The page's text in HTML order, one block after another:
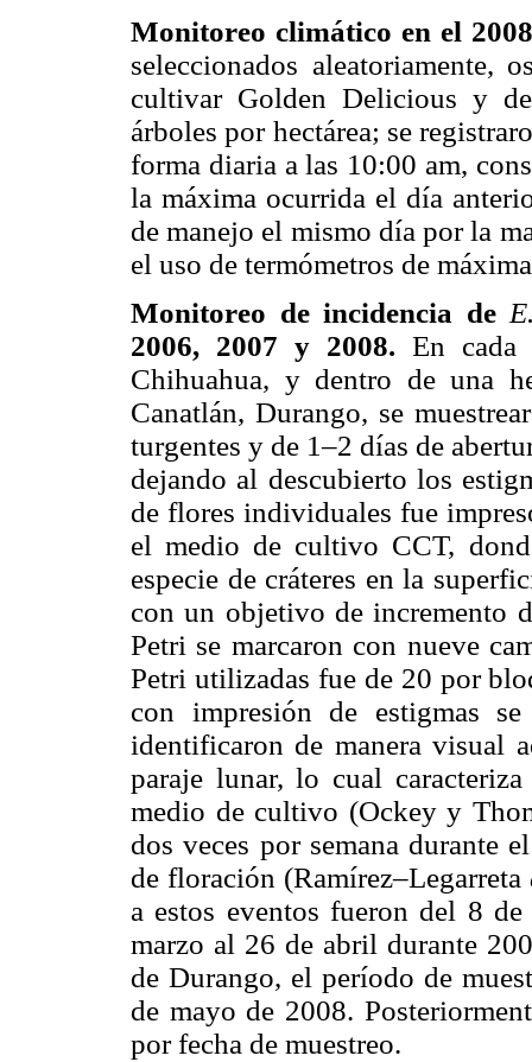
Monitoreo climático en el
seleccionados aleatoriamente,
cultivar Golden Delicious y
árboles por hectárea; se
forma diaria a las 10:00 am,
la máxima ocurrida el día
de manejo el mismo día por la
el uso de termómetros de
Monitoreo de incidencia de
2006, 2007 y 2008. En cada
Chihuahua, y dentro de una
Canatlán, Durango, se
turgentes y de 1–2 días de
dejando al descubierto los
de flores individuales fue
el medio de cultivo CCT,
especie de cráteres en la
con un objetivo de incremento
Petri se marcaron con nueve
Petri utilizadas fue de 20 por
con impresión de estigmas
identificaron de manera visual
paraje lunar, lo cual
medio de cultivo (Ockey y
dos veces por semana durante
de floración (Ramírez–Legarreta
a estos eventos fueron del 8
marzo al 26 de abril durante
de Durango, el período de
de mayo de 2008.
por fecha de muestreo.